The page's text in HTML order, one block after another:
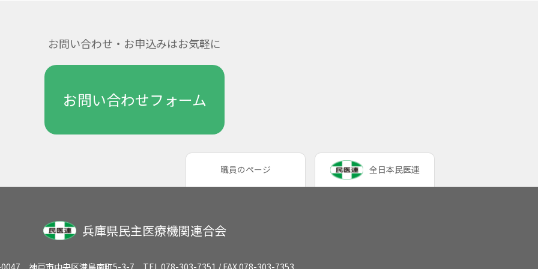
お問い合わせ・お申込みはお気軽に
お問い合わせフォーム
職員のページ 全日本民医連
兵庫県民主医療機関連合会
神戸市中央区港島南町5-3-7 TEL 078-303-7351 / FAX 078-303-7353